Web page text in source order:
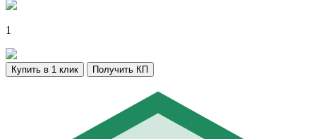
1
Купить в 1 клик Получить КП